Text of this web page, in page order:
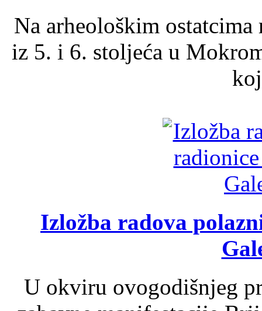
Na arheološkim
iz 5. i 6. stoljeća u
Izložba radova
U okviru ovogodišnjeg